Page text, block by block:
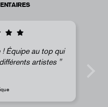
Équipe au top qui
artistes